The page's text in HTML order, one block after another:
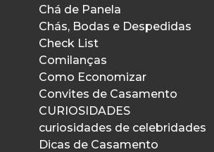
Chá de Panela
Chás, Bodas e Despedidas
Check List
Comilanças
Como Economizar
Convites de Casamento
CURIOSIDADES
curiosidades de celebridades
Dicas de Casamento